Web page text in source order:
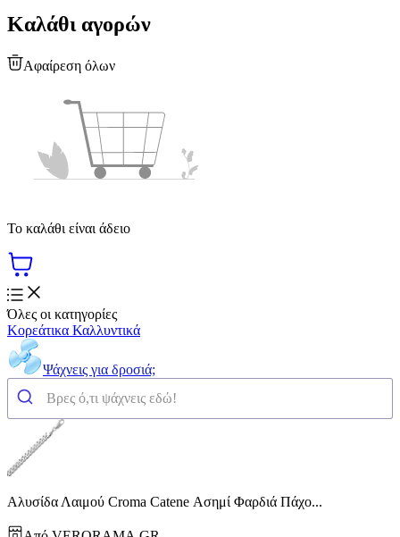
Καλάθι αγορών
Αφαίρεση όλων
Το καλάθι είναι άδειο
Όλες οι κατηγορίες
Κορεάτικα Καλλυντικά
Ψάχνεις για δροσιά;
Αλυσίδα Λαιμού Croma Catene Ασημί Φαρδιά Πάχο...